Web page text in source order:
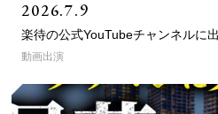
2026.7.9
楽待の公式YouTubeチャンネルに
動画出演